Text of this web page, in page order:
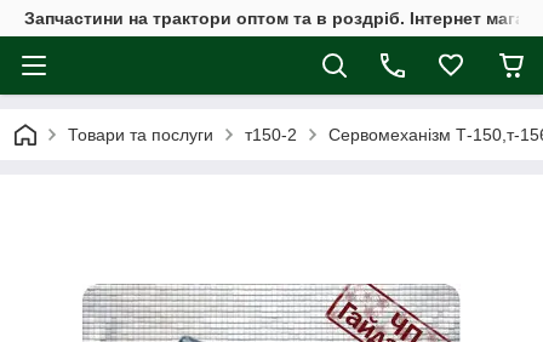
Запчастини на трактори оптом та в роздріб. Інтернет
Товари та послуги т150-2 Сервомеханізм Т-150,т-